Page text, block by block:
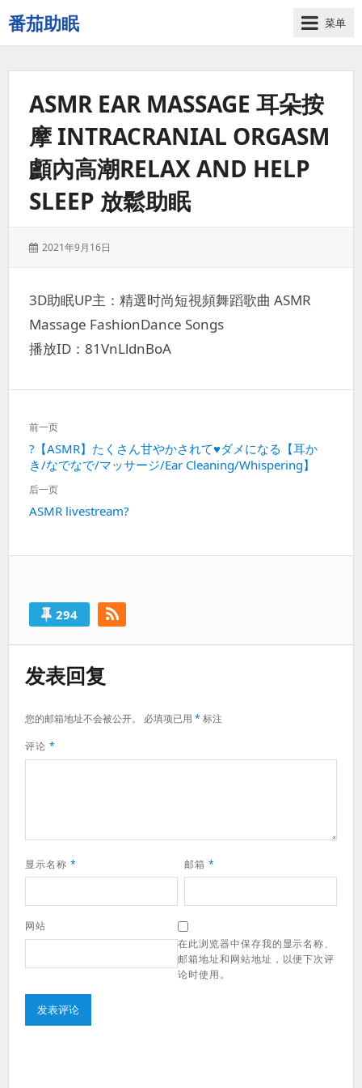
番茄助眠
一
个
菜单
ASMR EAR MASSAGE 耳朵按
摩 INTRACRANIAL ORGASM
顱內高潮RELAX AND HELP
SLEEP 放鬆助眠
发
2021年9月16日
3D助眠UP主：精選时尚短視頻舞蹈歌曲 ASMR
Massage FashionDance Songs
播放ID：81VnLldnBoA
文
章
导
航
前一页
上
一
篇：
?【ASMR】たくさん甘やかされて♥ダメになる【耳か
き/なでなで/マッサージ/Ear Cleaning/Whispering】
后一页
下
ASMR livestream?
294
发表回复
您的邮箱地址不会被公开。 必填项已用 *标注
评论 *
显示名称 * 邮箱 *
网站
在此浏览器中保存我的显示名称、
邮箱地址和网站地址，以便下次评
论时使用。